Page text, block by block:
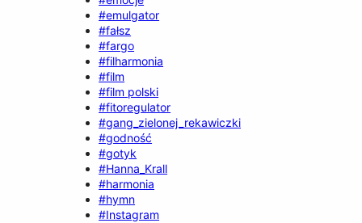
#emulgator
#fałsz
#fargo
#filharmonia
#film
#film polski
#fitoregulator
#gang_zielonej_rekawiczki
#godność
#gotyk
#Hanna_Krall
#harmonia
#hymn
#Instagram